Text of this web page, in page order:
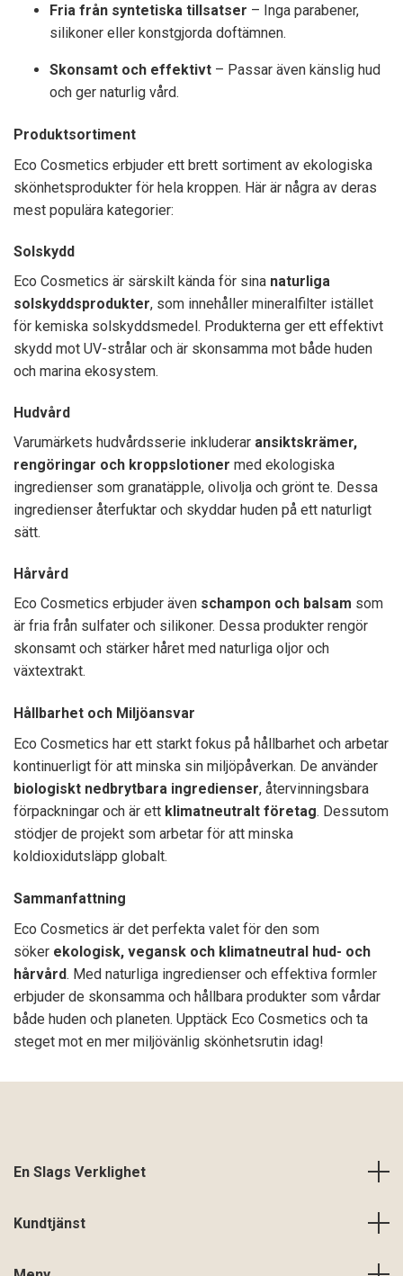
Fria från syntetiska tillsatser – Inga parabener,
silikoner eller konstgjorda doftämnen.
Skonsamt och effektivt – Passar även känslig hud
och ger naturlig vård.
Produktsortiment
Eco Cosmetics erbjuder ett brett sortiment av ekologiska
skönhetsprodukter för hela kroppen. Här är några av deras
mest populära kategorier:
Solskydd
Eco Cosmetics är särskilt kända för sina naturliga
solskyddsprodukter, som innehåller mineralfilter istället
för kemiska solskyddsmedel. Produkterna ger ett effektivt
skydd mot UV-strålar och är skonsamma mot både huden
och marina ekosystem.
Hudvård
Varumärkets hudvårdsserie inkluderar ansiktskrämer,
rengöringar och kroppslotioner med ekologiska
ingredienser som granatäpple, olivolja och grönt te. Dessa
ingredienser återfuktar och skyddar huden på ett naturligt
sätt.
Hårvård
Eco Cosmetics erbjuder även schampon och balsam som
är fria från sulfater och silikoner. Dessa produkter rengör
skonsamt och stärker håret med naturliga oljor och
växtextrakt.
Hållbarhet och Miljöansvar
Eco Cosmetics har ett starkt fokus på hållbarhet och arbetar
kontinuerligt för att minska sin miljöpåverkan. De använder
biologiskt nedbrytbara ingredienser, återvinningsbara
förpackningar och är ett klimatneutralt företag. Dessutom
stödjer de projekt som arbetar för att minska
koldioxidutsläpp globalt.
Sammanfattning
Eco Cosmetics är det perfekta valet för den som
söker ekologisk, vegansk och klimatneutral hud- och
hårvård. Med naturliga ingredienser och effektiva formler
erbjuder de skonsamma och hållbara produkter som vårdar
både huden och planeten. Upptäck Eco Cosmetics och ta
steget mot en mer miljövänlig skönhetsrutin idag!
En Slags Verklighet
Kundtjänst